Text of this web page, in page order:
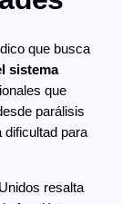
que busca
sistema
que
parálisis
dificultad para
resalta